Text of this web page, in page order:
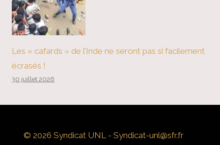
Les « cafards » de l’Inde ne seront pas si facilement
écrasés !
30 juillet 2026
© 2026 Syndicat UNL - Syndicat-unl@sfr.fr